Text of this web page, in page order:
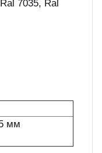
7035, Ral
мм